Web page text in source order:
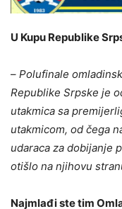
U Kupu Republike
– Polufinale
Republike Srpske je
utakmica sa
utakmicom, od čega
udaraca za dobijanje
otišlo na njihovu
Najmlađi ste tim